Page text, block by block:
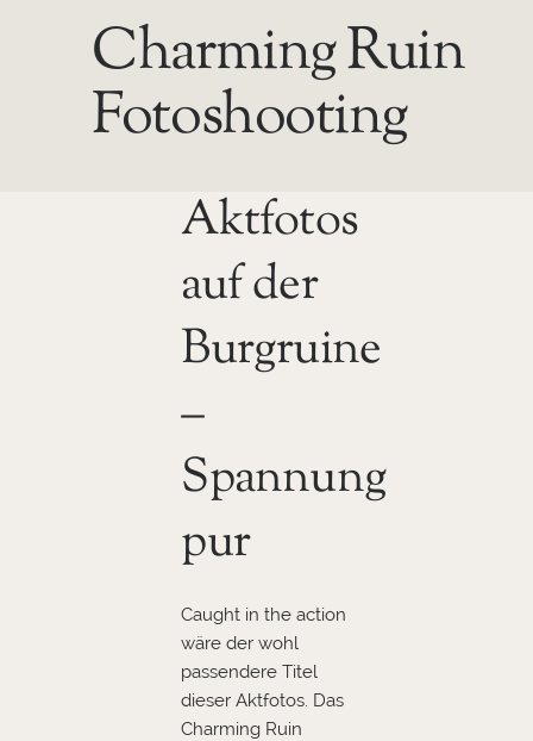
Charming Ruin
Fotoshooting
Aktfotos
auf der
Burgruine
–
Spannung
pur
Caught in the action
wäre der wohl
passendere Titel
dieser Aktfotos. Das
Charming Ruin